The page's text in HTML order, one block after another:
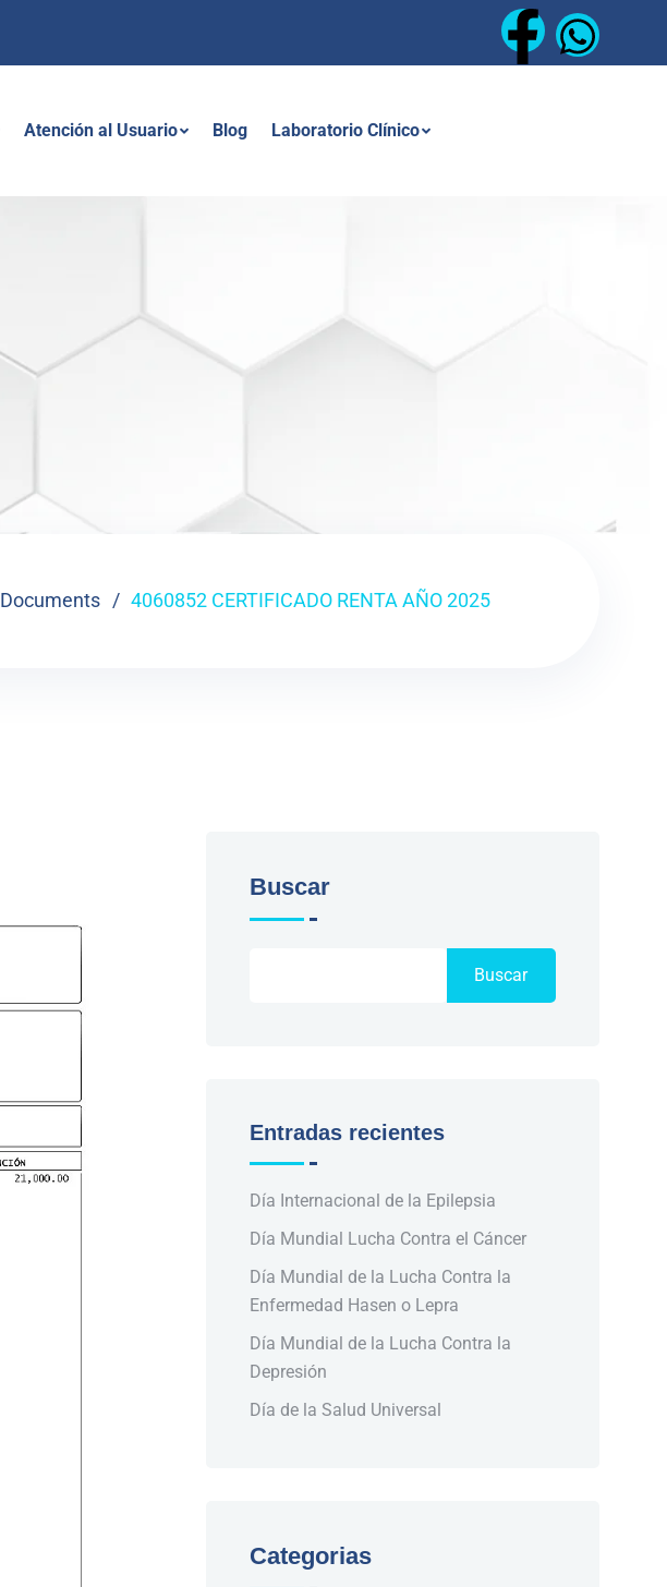
Atención al Usuario Blog Laboratorio Clínico
Documents 4060852 CERTIFICADO RENTA AÑO 2025
Buscar
Buscar
Entradas recientes
Día Internacional de la Epilepsia
Día Mundial Lucha Contra el Cáncer
Día Mundial de la Lucha Contra la
Enfermedad Hasen o Lepra
Día Mundial de la Lucha Contra la
Depresión
Día de la Salud Universal
Categorias